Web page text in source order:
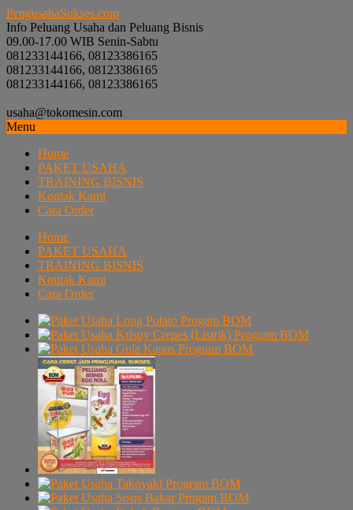
PengusahaSukses.com
Info Peluang Usaha dan Peluang Bisnis
09.00-17.00 WIB Senin-Sabtu
081233144166, 08123386165
081233144166, 08123386165
081233144166, 08123386165
usaha@tokomesin.com
Menu
Home
PAKET USAHA
TRAINING BISNIS
Kontak Kami
Cara Order
Home
PAKET USAHA
TRAINING BISNIS
Kontak Kami
Cara Order